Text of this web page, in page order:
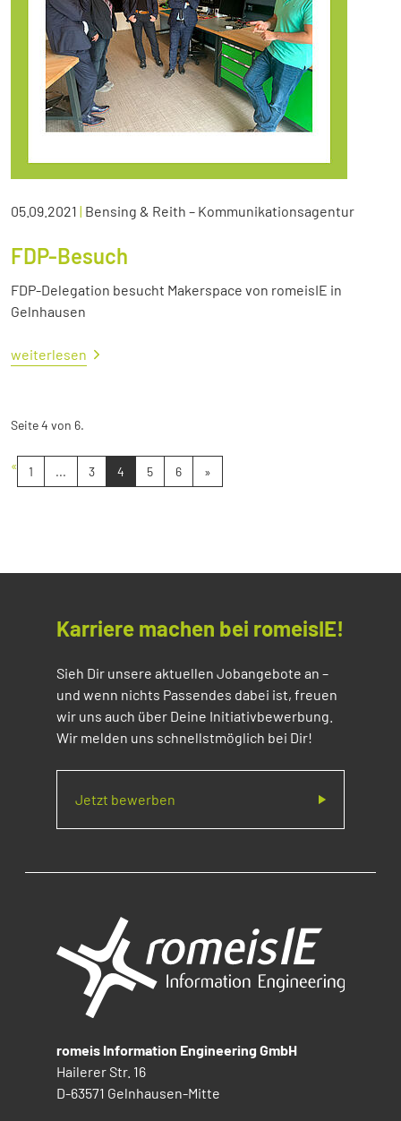
05.09.2021 | Bensing & Reith – Kommunikationsagentur
FDP-Besuch
FDP-Delegation besucht Makerspace von romeisIE in
Gelnhausen
weiterlesen
Seite 4 von 6.
« 1 ... 3 4 5 6 »
Karriere machen bei romeisIE!
Sieh Dir unsere aktuellen Jobangebote an –
und wenn nichts Passendes dabei ist, freuen
wir uns auch über Deine Initiativbewerbung.
Wir melden uns schnellstmöglich bei Dir!
Jetzt bewerben
romeis Information Engineering GmbH
Hailerer Str. 16
D-63571 Gelnhausen-Mitte